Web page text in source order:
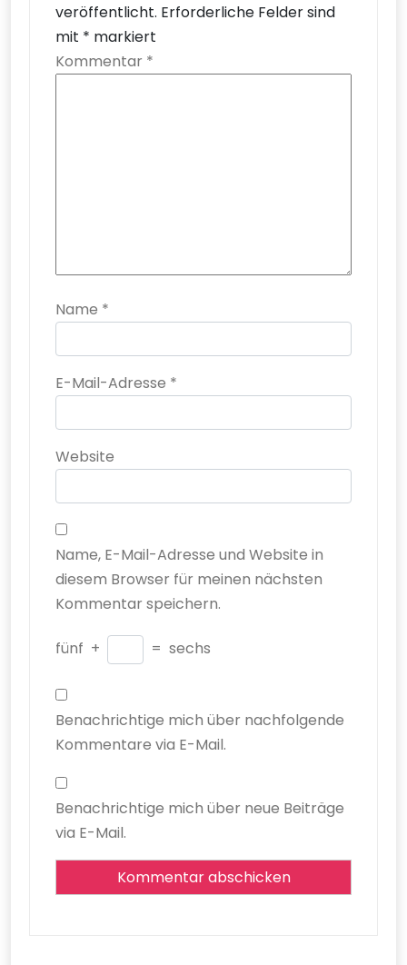
veröffentlicht. Erforderliche Felder sind
mit * markiert
Kommentar *
Name *
E-Mail-Adresse *
Website
Name, E-Mail-Adresse und Website in
diesem Browser für meinen nächsten
Kommentar speichern.
fünf + = sechs
Benachrichtige mich über nachfolgende
Kommentare via E-Mail.
Benachrichtige mich über neue Beiträge
via E-Mail.